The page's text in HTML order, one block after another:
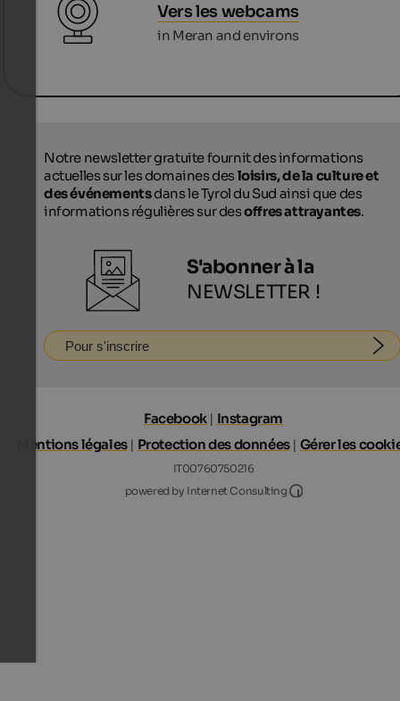
Vers les webcams
in Meran and environs
Notre newsletter gratuite fournit des informations
actuelles sur les domaines desloisirs, de la culture et
des événementsdans le Tyrol du Sud ainsi que des
informations régulières sur desoffres attrayantes.
S'abonner à la
NEWSLETTER !
Pour s'inscrire
Facebook | Instagram
Mentions légales| Protection des données| Gérer les
IT00760750216
powered by Internet Consulting
Internet